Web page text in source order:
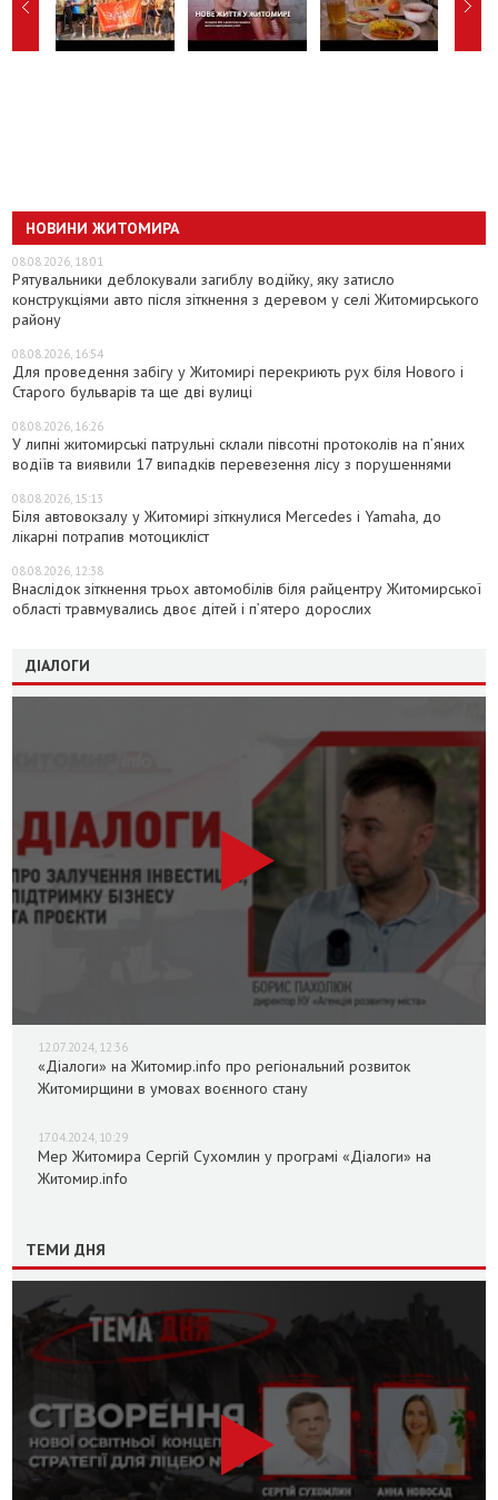
НОВИНИ ЖИТОМИРА
08.08.2026, 18:01
Рятувальники деблокували загиблу водійку, яку затисло
конструкціями авто після зіткнення з деревом у селі Житомирського
району
08.08.2026, 16:54
Для проведення забігу у Житомирі перекриють рух біля Нового і
Старого бульварів та ще дві вулиці
08.08.2026, 16:26
У липні житомирські патрульні склали півсотні протоколів на пʼяних
водіїв та виявили 17 випадків перевезення лісу з порушеннями
08.08.2026, 15:13
Біля автовокзалу у Житомирі зіткнулися Mercedes і Yamaha, до
лікарні потрапив мотоцикліст
08.08.2026, 12:38
Внаслідок зіткнення трьох автомобілів біля райцентру Житомирської
області травмувались двоє дітей і пʼятеро дорослих
ДІАЛОГИ
12.07.2024, 12:36
«Діалоги» на Житомир.info про регіональний розвиток
Житомирщини в умовах воєнного стану
17.04.2024, 10:29
Мер Житомира Сергій Сухомлин у програмі «Діалоги» на
Житомир.info
ТЕМИ ДНЯ